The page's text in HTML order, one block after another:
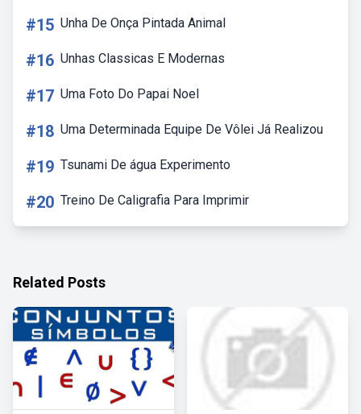
#15 Unha De Onça Pintada Animal
#16 Unhas Classicas E Modernas
#17 Uma Foto Do Papai Noel
#18 Uma Determinada Equipe De Vôlei Já Realizou
#19 Tsunami De água Experimento
#20 Treino De Caligrafia Para Imprimir
Related Posts